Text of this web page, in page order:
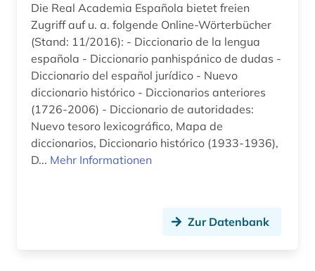
Die Real Academia Española bietet freien
Zugriff auf u. a. folgende Online-Wörterbücher
(Stand: 11/2016): - Diccionario de la lengua
española - Diccionario panhispánico de dudas -
Diccionario del español jurídico - Nuevo
diccionario histórico - Diccionarios anteriores
(1726-2006) - Diccionario de autoridades:
Nuevo tesoro lexicográfico, Mapa de
diccionarios, Diccionario histórico (1933-1936),
D... Mehr Informationen
Zur Datenbank